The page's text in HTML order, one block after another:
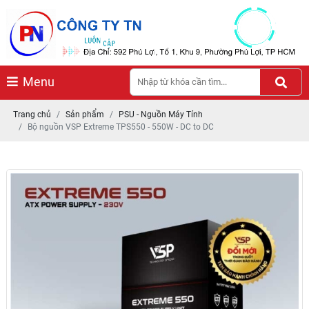
Menu
Trang chủ Sản phẩm
PSU - Nguồn Máy Tính
Bộ nguồn VSP Extreme TPS550 - 550W - DC to DC